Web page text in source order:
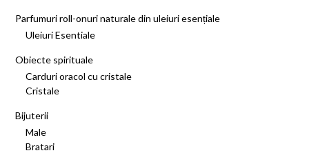
Parfumuri roll-onuri naturale din uleiuri esențiale
Uleiuri Esentiale
Obiecte spirituale
Carduri oracol cu cristale
Cristale
Bijuterii
Male
Bratari